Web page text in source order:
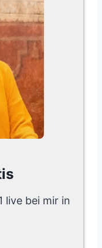
live bei mir in